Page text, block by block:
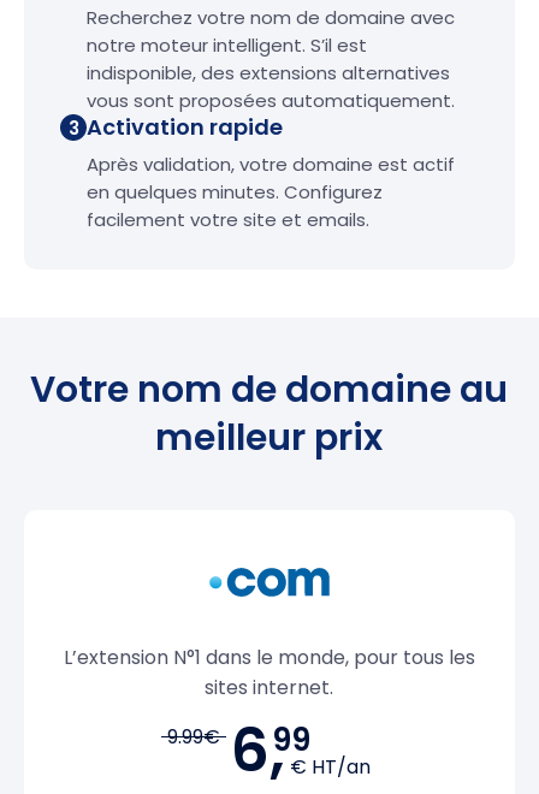
Recherchez votre nom de domaine avec
notre moteur intelligent. S’il est
indisponible, des extensions alternatives
vous sont proposées automatiquement.
3 Activation rapide
Après validation, votre domaine est actif
en quelques minutes. Configurez
facilement votre site et emails.
Votre nom de domaine au
meilleur prix
L’extension N°1 dans le monde, pour tous les
sites internet.
9.99€ 6,99
€ HT/an